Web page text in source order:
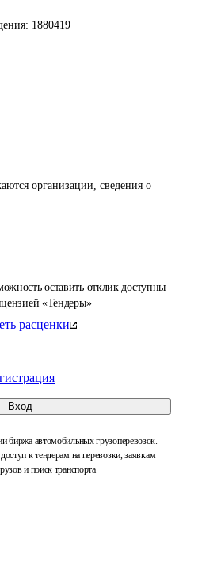
оставить отклик доступны
«Тендеры»
расценки
Вход
автомобильных грузоперевозок.
к тендерам на перевозки, заявкам
и поиск транспорта
1880419
организации, сведения о